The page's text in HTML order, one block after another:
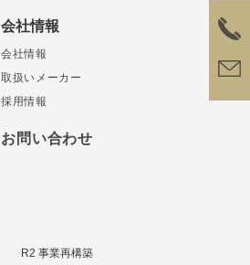
会社情報
会社情報
取扱いメーカー
採用情報
お問い合わせ
R2 事業再構築